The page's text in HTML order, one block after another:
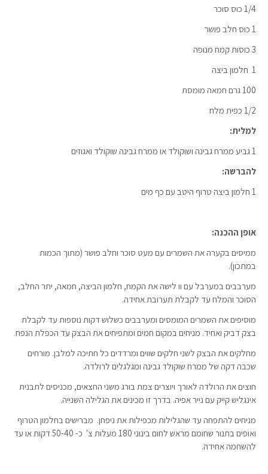
1/4 כוס סוכר
1 כוס חלב פושר
3 כוסות קמח מנופה
1 חלמון ביצה
100 גרם חמאה מומסת
1/2 כפית מלח
למלית:
1 גביע ממרח גבינה ושוקולד או ממרח גבינה שוקולד ואגוזים
להברשה:
1 חלמון ביצה טרוף היטב עם כף מים
אופן ההכנה:
ממיסים בקערה את השמרים עם מעט סוכר וחלב פושר (מתוך הכמות
במתכון).
מערבבים במערבל עם וו לישה את הקמח, חלמון הביצה, חמאה, יתר החלב,
הסוכר והמלח עד לקבלת תערובת אחידה.
מוסיפים את השמרים המומסים ומערבבים כשלוש דקות נוספות עד לקבלת
בצק דביק ואחיד. מניחים במקום חמים ומתפיחים את הבצק עד הכפלת הנפח.
מחלקים את הבצק לשני חלקים שווים ומרדדים כל חתיכה למלבן. מורחים
שכבה דקה של ממרח שוקולד גבינה ומגלגלים לרולדה.
חוצים את הרולדה לאורך ויוצרים צמת בורג משני החצאים, מכניסים לתבנית
אינגליש קייק עם נייר אפיה. בדרך זו מכינים את הגלילה השנייה.
מניחים להתפחה עד שהגלילות מכפילות את ניפחן. מברישים בחלמון הטרוף
ואופים בתנור שחומם מראש לחום בינוני 180 מעלות צ' כ- 50-40 דקות או עד
להשחמה אחידה.